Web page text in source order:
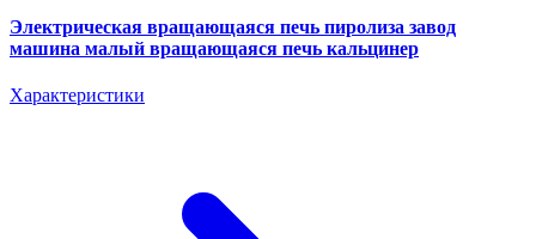
Электрическая вращающаяся печь пиролиза завод
машина малый вращающаяся печь кальцинер
Характеристики